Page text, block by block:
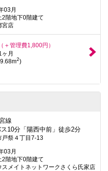
03月
階地下0階建て
宮店
（＋管理費1,800円）
ヶ月
2)
線
10分「陽西中前」徒歩2分
戸祭４丁目7-13
03月
階地下0階建て
スメイトネットワークさくら氏家店